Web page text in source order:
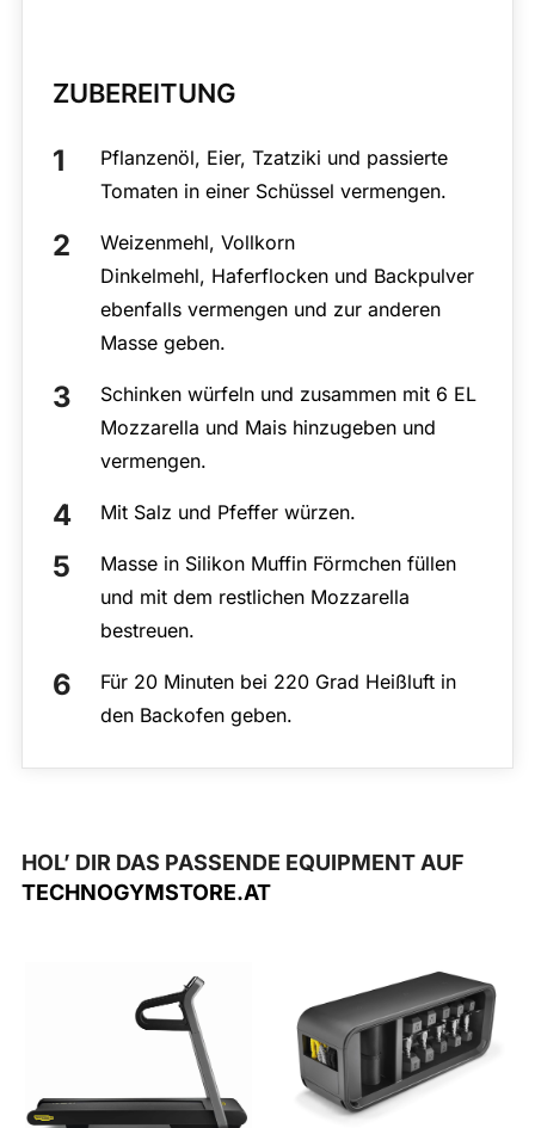
ZUBEREITUNG
Pflanzenöl, Eier, Tzatziki und passierte
Tomaten in einer Schüssel vermengen.
Weizenmehl, Vollkorn
Dinkelmehl, Haferflocken und Backpulver
ebenfalls vermengen und zur anderen
Masse geben.
Schinken würfeln und zusammen mit 6 EL
Mozzarella und Mais hinzugeben und
vermengen.
Mit Salz und Pfeffer würzen.
Masse in Silikon Muffin Förmchen füllen
und mit dem restlichen Mozzarella
bestreuen.
Für 20 Minuten bei 220 Grad Heißluft in
den Backofen geben.
HOL’ DIR DAS PASSENDE EQUIPMENT AUF
TECHNOGYMSTORE.AT